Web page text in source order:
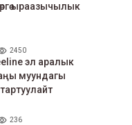
ыраазычылык
2450
эл аралык
муундагы
236